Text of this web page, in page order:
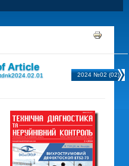
Article
2024 №02 (02)